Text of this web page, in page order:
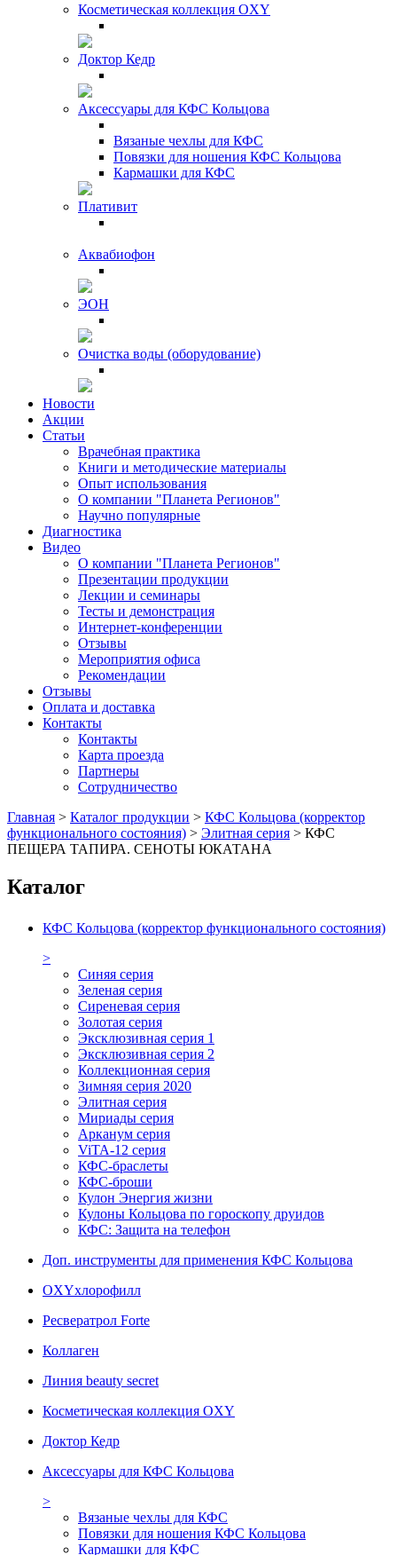
Косметическая коллекция OXY
Доктор Кедр
Аксессуары для КФС Кольцова
Вязаные чехлы для КФС
Повязки для ношения КФС Кольцова
Кармашки для КФС
Плативит
Аквабиофон
ЭОН
Очистка воды (оборудование)
Новости
Акции
Статьи
Врачебная практика
Книги и методические материалы
Опыт использования
О компании "Планета Регионов"
Научно популярные
Диагностика
Видео
О компании "Планета Регионов"
Презентации продукции
Лекции и семинары
Тесты и демонстрация
Интернет-конференции
Отзывы
Мероприятия офиса
Рекомендации
Отзывы
Оплата и доставка
Контакты
Контакты
Карта проезда
Партнеры
Сотрудничество
Главная > Каталог продукции > КФС Кольцова (корректор
функционального состояния) > Элитная серия > КФС
ПЕЩЕРА ТАПИРА. СЕНОТЫ ЮКАТАНА
Каталог
КФС Кольцова (корректор функционального состояния)
>
Синяя серия
Зеленая серия
Сиреневая серия
Золотая серия
Эксклюзивная серия 1
Эксклюзивная серия 2
Коллекционная серия
Зимняя серия 2020
Элитная серия
Мириады серия
Арканум серия
ViTA-12 серия
КФС-браслеты
КФС-броши
Кулон Энергия жизни
Кулоны Кольцова по гороскопу друидов
КФС: Защита на телефон
Доп. инструменты для применения КФС Кольцова
OXYхлорофилл
Ресвератрол Forte
Коллаген
Линия beauty secret
Косметическая коллекция OXY
Доктор Кедр
Аксессуары для КФС Кольцова
>
Вязаные чехлы для КФС
Повязки для ношения КФС Кольцова
Кармашки для КФС